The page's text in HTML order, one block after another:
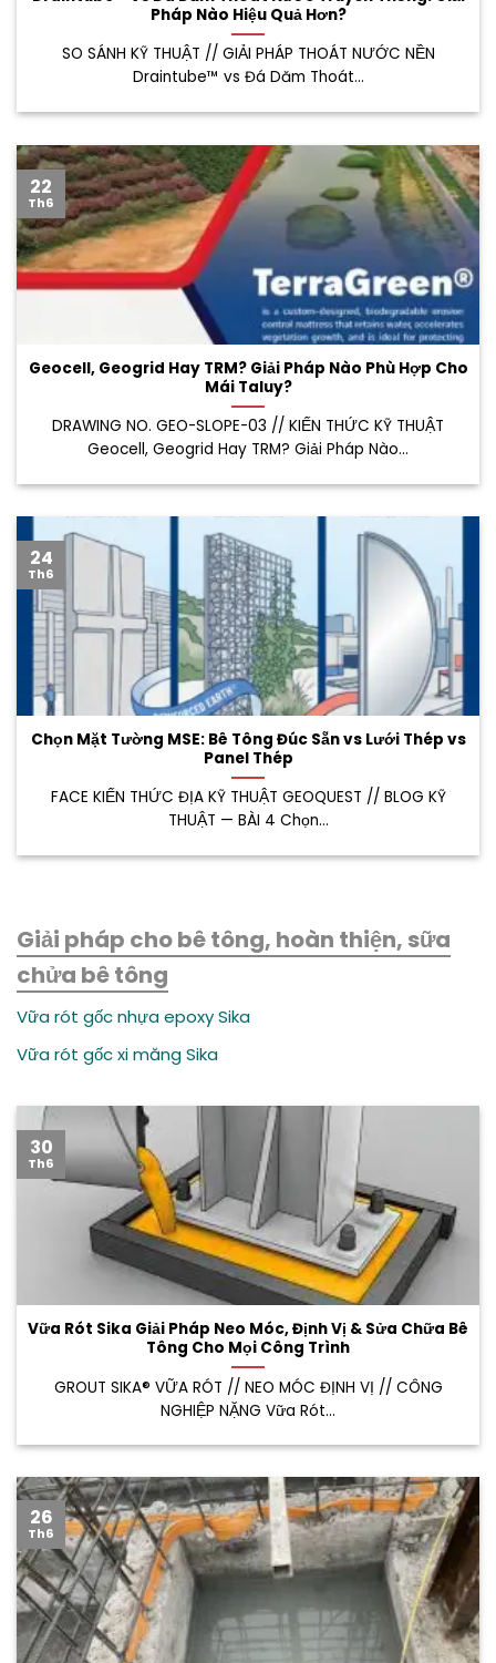
Pháp Nào Hiệu Quả Hơn?
SO SÁNH KỸ THUẬT // GIẢI PHÁP THOÁT NƯỚC NỀN
Draintube™ vs Đá Dăm Thoát...
Geocell, Geogrid Hay TRM? Giải Pháp Nào Phù Hợp Cho
Mái Taluy?
DRAWING NO. GEO-SLOPE-03 // KIẾN THỨC KỸ THUẬT
Geocell, Geogrid Hay TRM? Giải Pháp Nào...
22
Th6
Chọn Mặt Tường MSE: Bê Tông Đúc Sẵn vs Lưới Thép vs
Panel Thép
FACE KIẾN THỨC ĐỊA KỸ THUẬT GEOQUEST // BLOG KỸ
THUẬT — BÀI 4 Chọn...
24
Th6
Giải pháp cho bê tông, hoàn thiện, sữa
chửa bê tông
Vữa rót gốc nhựa epoxy Sika
Vữa rót gốc xi măng Sika
Vữa Rót Sika Giải Pháp Neo Móc, Định Vị & Sửa Chữa Bê
Tông Cho Mọi Công Trình
GROUT SIKA® VỮA RÓT // NEO MÓC ĐỊNH VỊ // CÔNG
NGHIỆP NẶNG Vữa Rót...
30
Th6
26
Th6